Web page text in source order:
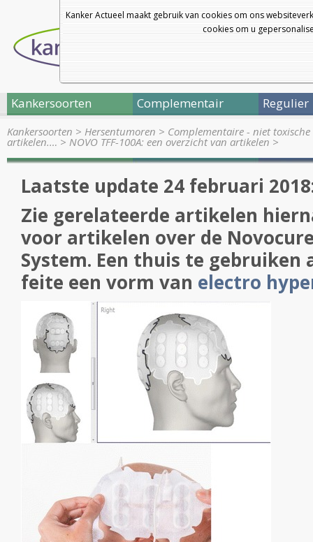
Kanker Actueel maakt gebruik van cookies om ons
cookies om u
Kankersoorten Complementair Regulier
Kankersoorten > Hersentumoren > Complementaire - niet
artikelen.… > NOVO TFF-100A: een overzicht van artikelen >
Laatste update 24 februari
Zie gerelateerde artikelen
voor artikelen over de
System. Een thuis te
feite een vorm van electro